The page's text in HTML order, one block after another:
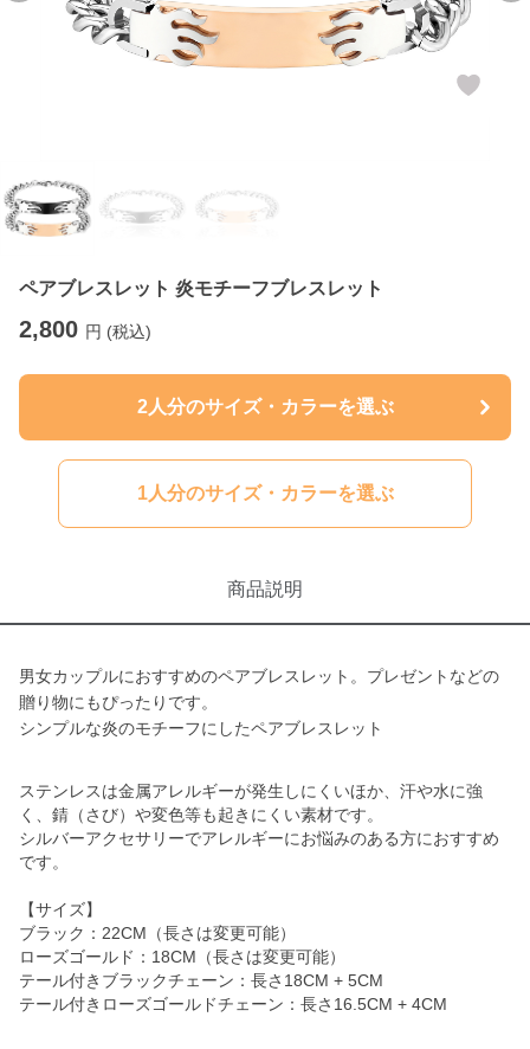
ペアブレスレット 炎モチーフブレスレット
2,800 円 (税込)
2人分のサイズ・カラーを選ぶ
1人分のサイズ・カラーを選ぶ
商品説明
男女カップルにおすすめのペアブレスレット。プレゼントなどの
贈り物にもぴったりです。
シンプルな炎のモチーフにしたペアブレスレット
ステンレスは金属アレルギーが発生しにくいほか、汗や水に強
く、錆（さび）や変色等も起きにくい素材です。
シルバーアクセサリーでアレルギーにお悩みのある方におすすめ
です。
【サイズ】
ブラック：22CM（長さは変更可能）
ローズゴールド：18CM（長さは変更可能）
テール付きブラックチェーン：長さ18CM + 5CM
テール付きローズゴールドチェーン：長さ16.5CM + 4CM